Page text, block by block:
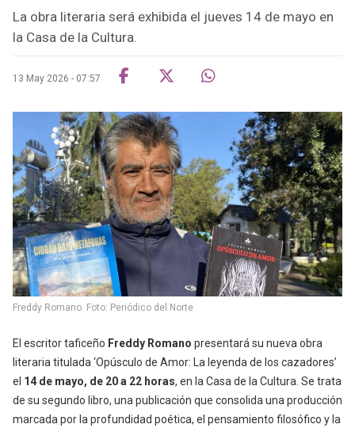
La obra literaria será exhibida el jueves 14 de mayo en
la Casa de la Cultura.
13 May 2026 - 07:57
Freddy Romano. Foto: Periódico del Norte
El escritor taficeño Freddy Romano presentará su nueva obra
literaria titulada ‘Opúsculo de Amor: La leyenda de los cazadores’
el 14 de mayo, de 20 a 22 horas, en la Casa de la Cultura. Se trata
de su segundo libro, una publicación que consolida una producción
marcada por la profundidad poética, el pensamiento filosófico y la